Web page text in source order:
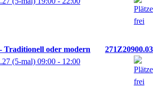
Traditionell oder modern
271Z20900.03
(5-mal) 09:00 - 12:00